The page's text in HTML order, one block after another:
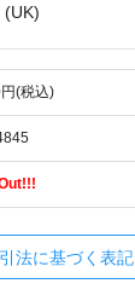
(UK)
(税込)
法に基づく表記